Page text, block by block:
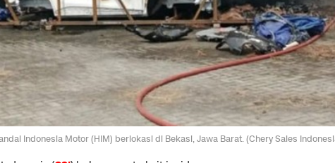
Indonesia Motor (HIM) berlokasi di Bekasi, Jawa Barat. (Chery Sales